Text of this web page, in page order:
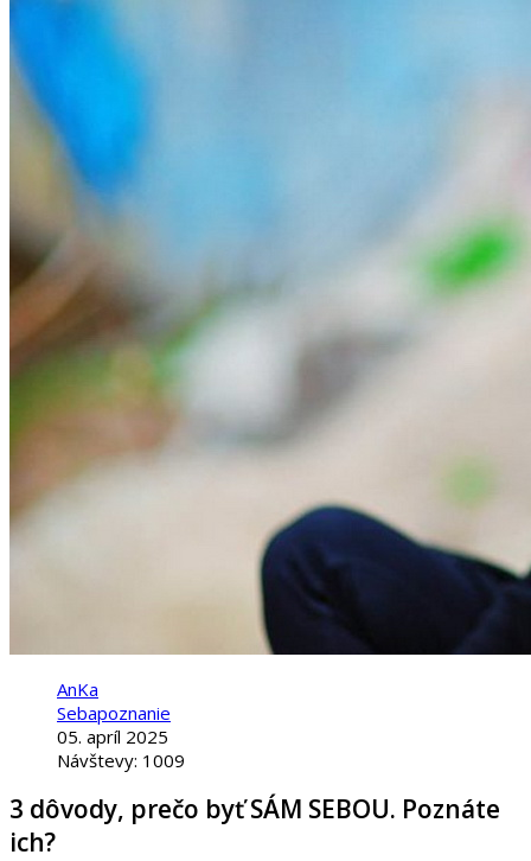
AnKa
Sebapoznanie
05. apríl 2025
Návštevy: 1009
3 dôvody, prečo byť SÁM SEBOU. Poznáte
ich?